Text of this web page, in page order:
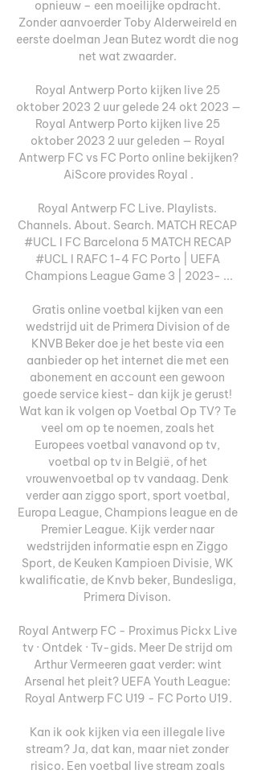
opnieuw – een moeilijke opdracht.
Zonder aanvoerder Toby Alderweireld en
eerste doelman Jean Butez wordt die nog
net wat zwaarder.
Royal Antwerp Porto kijken live 25
oktober 2023 2 uur gelede 24 okt 2023 —
Royal Antwerp Porto kijken live 25
oktober 2023 2 uur geleden — Royal
Antwerp FC vs FC Porto online bekijken?
AiScore provides Royal .
Royal Antwerp FC Live. Playlists.
Channels. About. Search. MATCH RECAP
#UCL I FC Barcelona 5 MATCH RECAP
#UCL I RAFC 1-4 FC Porto | UEFA
Champions League Game 3 | 2023- ...
Gratis online voetbal kijken van een
wedstrijd uit de Primera Division of de
KNVB Beker doe je het beste via een
aanbieder op het internet die met een
abonement en account een gewoon
goede service kiest- dan kijk je gerust!
Wat kan ik volgen op Voetbal Op TV? Te
veel om op te noemen, zoals het
Europees voetbal vanavond op tv,
voetbal op tv in België, of het
vrouwenvoetbal op tv vandaag. Denk
verder aan ziggo sport, sport voetbal,
Europa League, Champions league en de
Premier League. Kijk verder naar
wedstrijden informatie espn en Ziggo
Sport, de Keuken Kampioen Divisie, WK
kwalificatie, de Knvb beker, Bundesliga,
Primera Divison.
Royal Antwerp FC - Proximus Pickx Live
tv · Ontdek · Tv-gids. Meer De strijd om
Arthur Vermeeren gaat verder: wint
Arsenal het pleit? UEFA Youth League:
Royal Antwerp FC U19 - FC Porto U19.
Kan ik ook kijken via een illegale live
stream? Ja, dat kan, maar niet zonder
risico. Een voetbal live stream zoals